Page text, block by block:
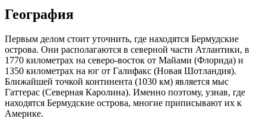
География
Первым делом стоит уточнить, где находятся Бермудские
острова. Они располагаются в северной части Атлантики, в
1770 километрах на северо-восток от Майами (Флорида) и
1350 километрах на юг от Галифакс (Новая Шотландия).
Ближайшей точкой континента (1030 км) является мыс
Гаттерас (Северная Каролина). Именно поэтому, узнав, где
находятся Бермудские острова, многие приписывают их к
Америке.